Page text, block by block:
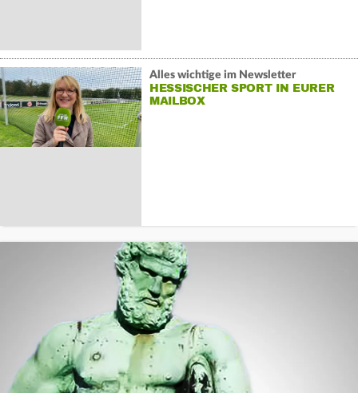
Alles wichtige im Newsletter
HESSISCHER SPORT IN EURER
MAILBOX